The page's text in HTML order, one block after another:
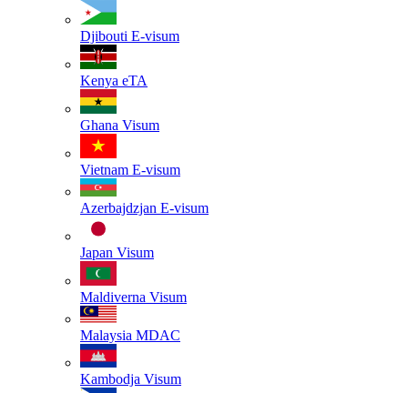
Djibouti E-visum
Kenya eTA
Ghana Visum
Vietnam E-visum
Azerbajdzjan E-visum
Japan Visum
Maldiverna Visum
Malaysia MDAC
Kambodja Visum